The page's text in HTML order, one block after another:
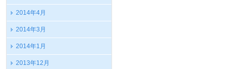
2014年4月
2014年3月
2014年1月
2013年12月